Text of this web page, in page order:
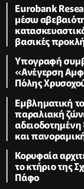
Eurobank
μέσω
βασικές
Υπογραφή
«Ανέγερση
Πόλης
Εμβληματική
παραλιακή
και
Κορυφαία
το κτήριο της
Πάφο